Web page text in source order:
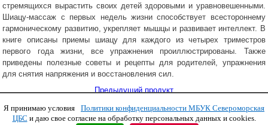
стремящихся вырастить своих детей здоровыми и уравновешенными.
Шиацу-массаж с первых недель жизни способствует всестороннему
гармоническому развитию, укрепляет мышцы и развивает интеллект. В
книге описаны приемы шиацу для каждого из четырех триместров
первого года жизни, все упражнения проиллюстрированы. Также
приведены полезные советы и рецепты для родителей, упражнения
для снятия напряжения и восстановления сил.
Предыдущий продукт
Copyright © 2011 МБУК СЦБС
Я принимаю условия
Политики конфиденциальности МБУК Североморская
ЦБС и даю свое согласие на обработку персональных данных и cookies.